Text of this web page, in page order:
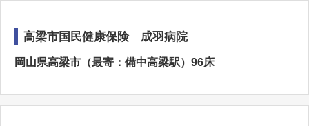
高梁市国民健康保険 成羽病院
岡山県高梁市（最寄：備中高梁駅）96床